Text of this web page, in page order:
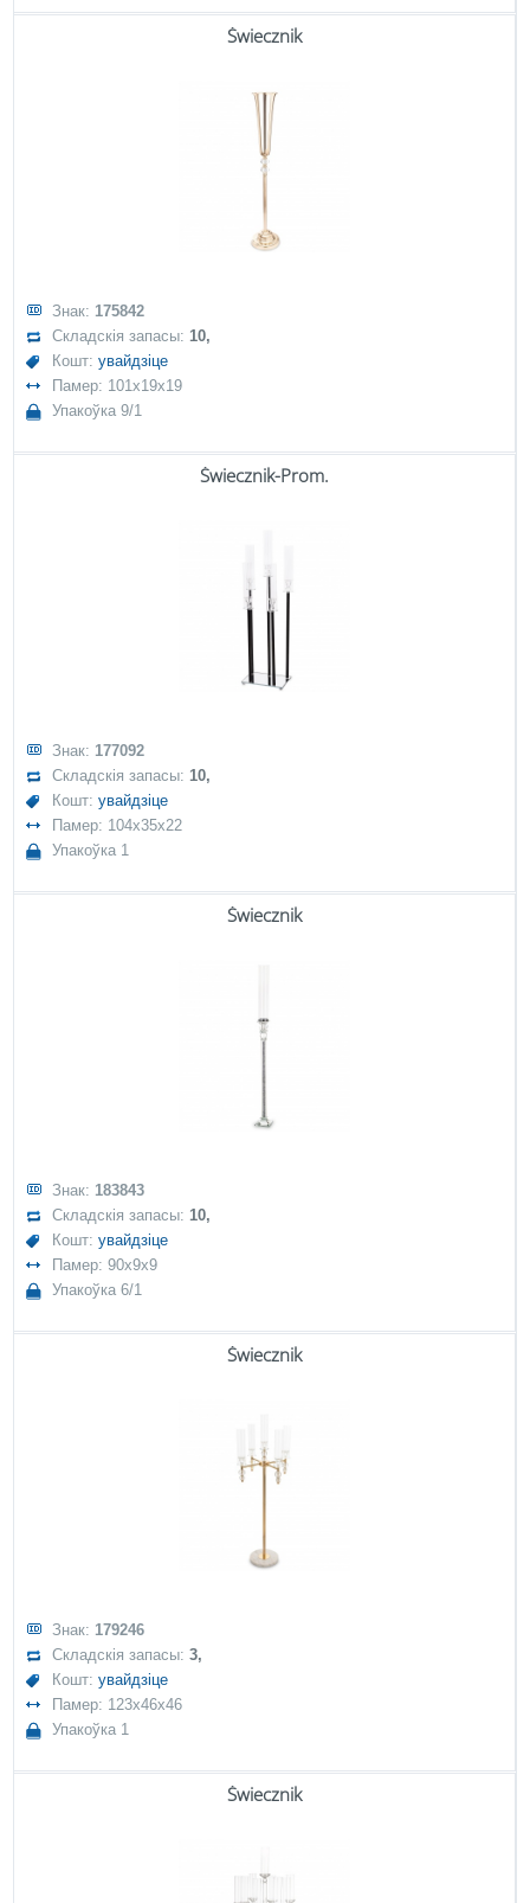
Świecznik
Знак: 175842
Складскія запасы:10,
Кошт:увайдзіце
Памер: 101x19x19
Упакоўка 9/1
Świecznik-Prom.
Знак: 177092
Складскія запасы:10,
Кошт:увайдзіце
Памер: 104x35x22
Упакоўка 1
Świecznik
Знак: 183843
Складскія запасы:10,
Кошт:увайдзіце
Памер: 90x9x9
Упакоўка 6/1
Świecznik
Знак: 179246
Складскія запасы:3,
Кошт:увайдзіце
Памер: 123x46x46
Упакоўка 1
Świecznik